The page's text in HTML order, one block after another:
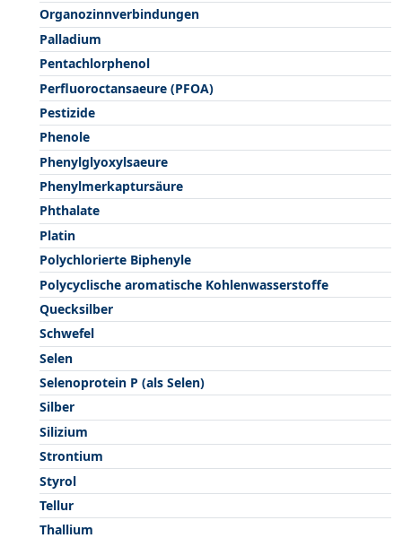
Organozinnverbindungen
Palladium
Pentachlorphenol
Perfluoroctansaeure (PFOA)
Pestizide
Phenole
Phenylglyoxylsaeure
Phenylmerkaptursäure
Phthalate
Platin
Polychlorierte Biphenyle
Polycyclische aromatische Kohlenwasserstoffe
Quecksilber
Schwefel
Selen
Selenoprotein P (als Selen)
Silber
Silizium
Strontium
Styrol
Tellur
Thallium